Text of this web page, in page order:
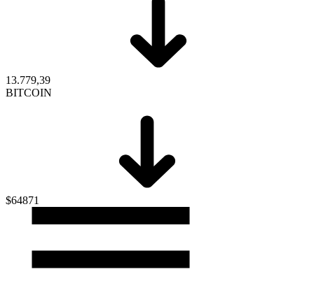
13.779,39
BITCOIN
$64871